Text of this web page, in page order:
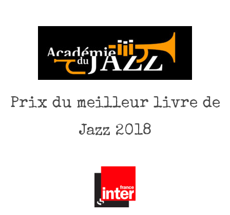
Prix du meilleur livre de
Jazz 2018